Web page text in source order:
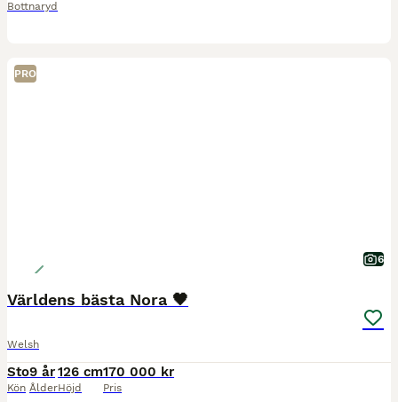
Bottnaryd
PRO
6
Världens bästa Nora 🖤
Welsh
Sto
Kön
9 år
Ålder
126 cm
Höjd
170 000 kr
Pris